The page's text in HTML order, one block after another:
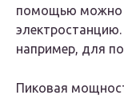
помощью можно
например, для
Пиковая